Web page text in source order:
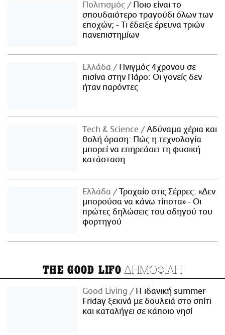
Πολιτισμός
Ποιο είναι το
σπουδαιότερο τραγούδι όλων των
εποχών; - Τι έδειξε έρευνα τριών
πανεπιστημίων
Ελλάδα
Πνιγμός 4χρονου σε
πισίνα στην Πάρο: Οι γονείς δεν
ήταν παρόντες
Τech & Science
Αδύναμα χέρια και
θολή όραση: Πώς η τεχνολογία
μπορεί να επηρεάσει τη φυσική
κατάσταση
Ελλάδα
Τροχαίο στις Σέρρες: «Δεν
μπορούσα να κάνω τίποτα» - Οι
πρώτες δηλώσεις του οδηγού του
φορτηγού
THE GOOD LIFO ΔΗΜΟΦΙΛΗ
Good Living
Η ιδανική summer
Friday ξεκινά με δουλειά στο σπίτι
και καταλήγει σε κάποιο νησί